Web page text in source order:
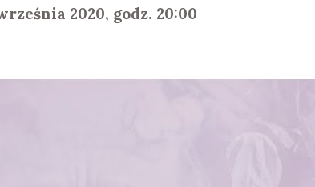
2020, godz. 20:00